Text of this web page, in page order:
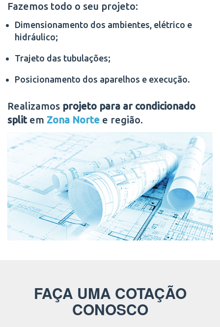
Fazemos todo o seu projeto:
Dimensionamento dos ambientes, elétrico e
hidráulico;
Trajeto das tubulações;
Posicionamento dos aparelhos e execução.
Realizamos projeto para ar condicionado
splitem Zona Norte e região.
FAÇA UMA COTAÇÃO
CONOSCO